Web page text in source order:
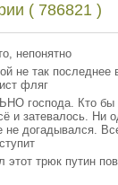
( 786821 )
непонятно
не так последнее
фляг
господа. Кто бы
и затевалось. Ни
не догадывался.
этот трюк путин